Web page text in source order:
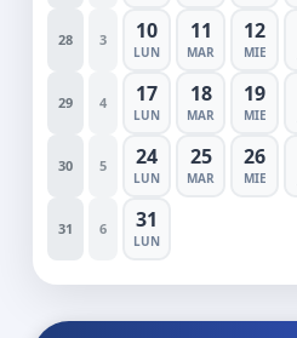
28 3 10
LUN
11
MAR
12
MIE
29 4 17
LUN
18
MAR
19
MIE
30 5 24
LUN
25
MAR
26
MIE
31 6 31
LUN